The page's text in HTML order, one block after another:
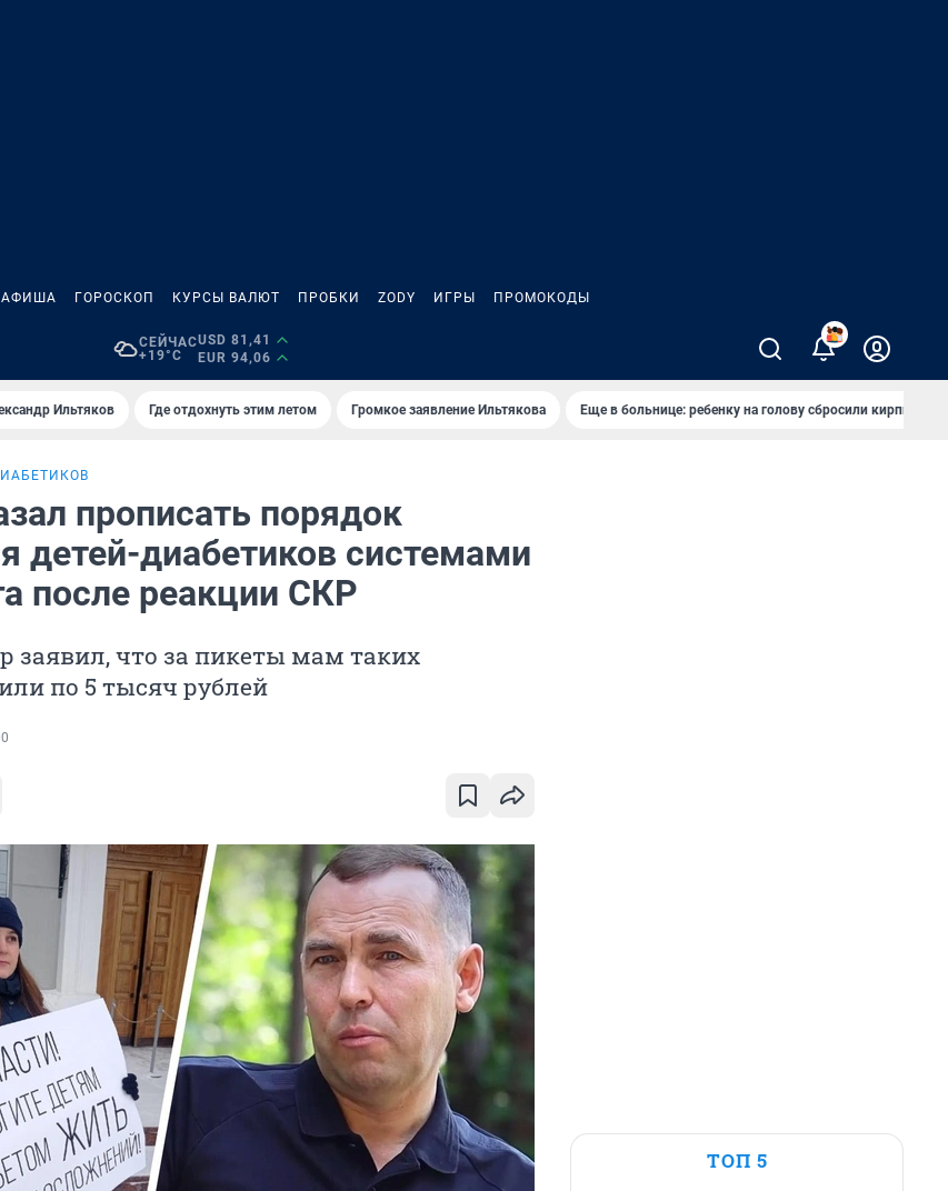
АФИША ГОРОСКОП КУРСЫ ВАЛЮТ ПРОБКИ ZODY ИГРЫ ПРОМОКОДЫ
СЕЙЧАС
+19°C
USD 81,41
EUR 94,06
2
Ильтяков Где отдохнуть этим летом Громкое заявление Ильтякова Еще в больнице: ребенку на голову сбросили кирпич
прописать порядок
детей-диабетиков системами
после реакции СКР
заявил, что за пикеты мам таких
по 5 тысяч рублей
ТОП 5